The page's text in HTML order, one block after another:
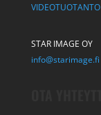
VIDEOTUOTANTO
STAR IMAGE OY
info@starimage.fi